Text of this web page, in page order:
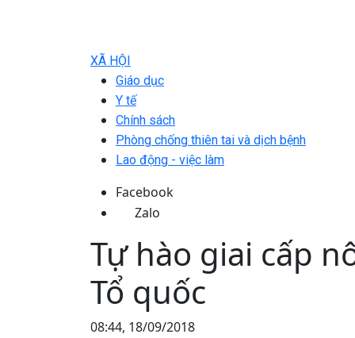
XÃ HỘI
Giáo dục
Y tế
Chính sách
Phòng chống thiên tai và dịch bệnh
Lao động - việc làm
Facebook
Zalo
Tự hào giai cấp
Tổ quốc
08:44, 18/09/2018